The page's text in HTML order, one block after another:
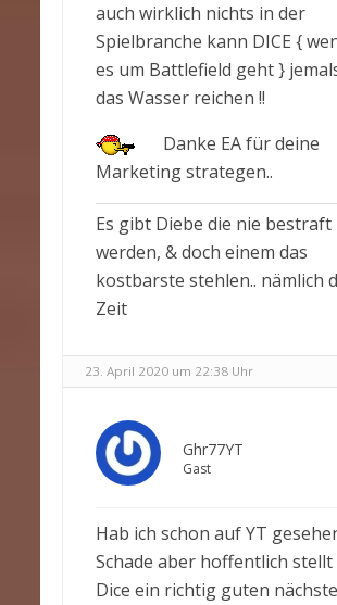
auch wirklich nichts in der
Spielbranche kann DICE {
es um Battlefield geht }
das Wasser reichen !!
Danke EA für deine
Marketing strategen..
Es gibt Diebe die nie bestraft
werden, & doch einem das
kostbarste stehlen.. nämlich
Zeit
23. April 2020 um 22:38 Uhr
Ghr77YT
Gast
Hab ich schon auf YT
Schade aber hoffentlich stellt
Dice ein richtig guten